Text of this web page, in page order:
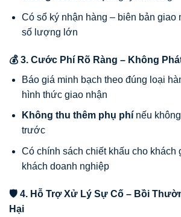
Có sổ ký nhận hàng – biên bản giao
số lượng lớn
💰 3. Cước Phí Rõ Ràng – Không
Báo giá minh bạch theo đúng loại
hình thức giao nhận
Không thu thêm phụ phínếu
trước
Có chính sách chiết khấu cho
khách doanh nghiệp
🛡 4. Hỗ Trợ Xử Lý Sự Cố – Bồi
Hại